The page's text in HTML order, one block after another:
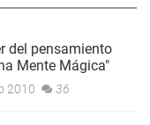
del pensamiento
Mente Mágica"
2010 36